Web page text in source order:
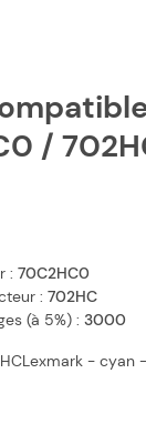
/
: 70C2HC0
: 702HC
(à 5%) : 3000
- cyan